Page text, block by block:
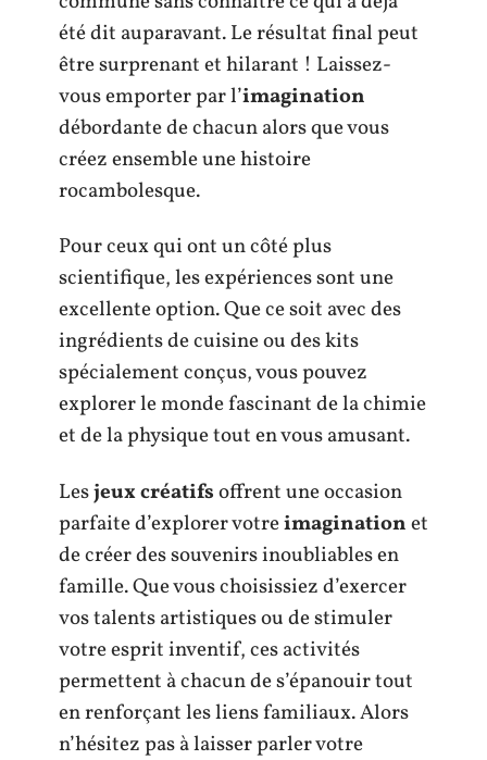
été dit auparavant. Le résultat final peut
être surprenant et hilarant ! Laissez-
vous emporter par l’imagination
débordante de chacun alors que vous
créez ensemble une histoire
rocambolesque.
Pour ceux qui ont un côté plus
scientifique, les expériences sont une
excellente option. Que ce soit avec des
ingrédients de cuisine ou des kits
spécialement conçus, vous pouvez
explorer le monde fascinant de la chimie
et de la physique tout en vous amusant.
Lesjeux créatifsoffrent une occasion
parfaite d’explorer votreimaginationet
de créer des souvenirs inoubliables en
famille. Que vous choisissiez d’exercer
vos talents artistiques ou de stimuler
votre esprit inventif, ces activités
permettent à chacun de s’épanouir tout
en renforçant les liens familiaux. Alors
n’hésitez pas à laisser parler votre